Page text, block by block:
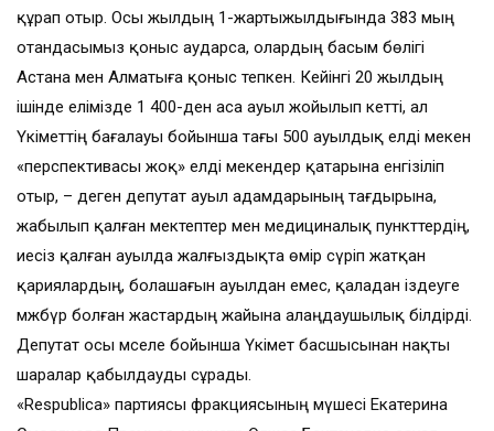
құрап отыр. Осы жылдың 1-жартыжылдығында 383 мың
отандасымыз қоныс аударса, олардың басым бөлігі
Астана мен Алматыға қоныс тепкен. Кейінгі 20 жылдың
ішінде елімізде 1 400-ден аса ауыл жойылып кетті, ал
Үкіметтің бағалауы бойынша тағы 500 ауылдық елді мекен
«перспективасы жоқ» елді мекендер қатары­на енгізіліп
отыр, – деген де­путат ауыл адамдарының тағ­дыры­на,
жабылып қалған мектеп­­тер мен медициналық пункт­тер­дің,
иесіз қалған ауылда жалғыз­дықта өмір сүріп жатқан
қария­лардың, болашағын ауылдан емес, қаладан іздеуге
мәж­бүр болған жастардың жайына алаң­даушылық білдірді.
Депутат осы мәселе бойынша Үкімет басшысынан нақты
шаралар қабылдауды сұрады.
«Respublica» партиясы фрак­циясының мүшесі Екатерина